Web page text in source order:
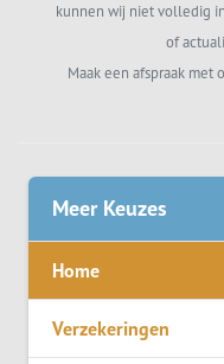
kunnen wij niet volledig
of
Maak een afspraak met
Meer Keuzes
Home
Verzekeringen